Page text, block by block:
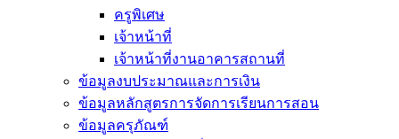
ครูพิเศษ
เจ้าหน้าที่
เจ้าหน้าที่งานอาคารสถานที่
ข้อมูลงบประมาณและการเงิน
ข้อมูลหลักสูตรการจัดการเรียนการสอน
ข้อมูลครุภัณฑ์